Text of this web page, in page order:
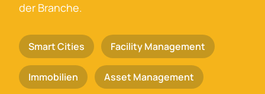
der Branche.
Smart Cities Facility Management
Immobilien Asset Management